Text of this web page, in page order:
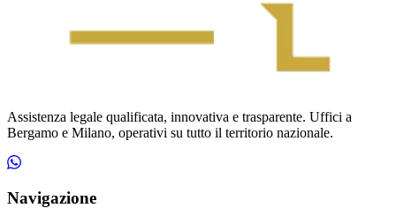
Assistenza legale qualificata, innovativa e trasparente. Uffici a
Bergamo e Milano, operativi su tutto il territorio nazionale.
Navigazione